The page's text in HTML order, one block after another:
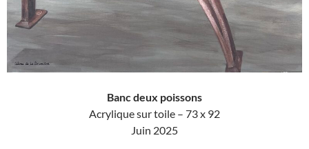
Banc deux poissons
Acrylique sur toile – 73 x 92
Juin 2025